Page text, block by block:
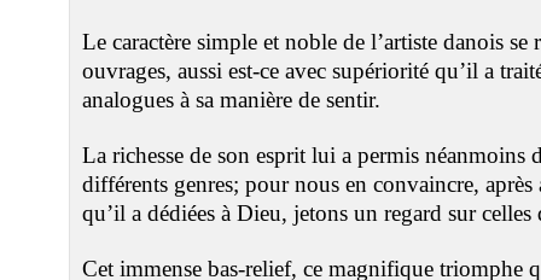
Le caractère simple et noble de l’artiste danois se
ouvrages, aussi est-ce avec supériorité qu’il a
analogues à sa manière de sentir.
La richesse de son esprit lui a permis néanmoins
différents genres; pour nous en convaincre,
qu’il a dédiées à Dieu, jetons un regard sur celles
Cet immense bas-relief, ce magnifique triomphe